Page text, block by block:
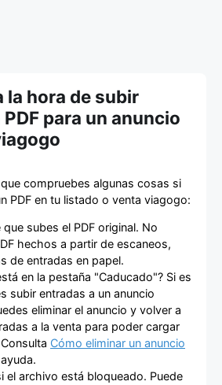
la hora de subir
para un anuncio
compruebes algunas cosas si
PDF en tu listado o venta viagogo:
subes el PDF original. No
hechos a partir de escaneos,
de entradas en papel.
en la pestaña "Caducado"? Si es
subir entradas a un anuncio
eliminar el anuncio y volver a
a la venta para poder cargar
Cómo eliminar un anuncio
el archivo está bloqueado. Puede